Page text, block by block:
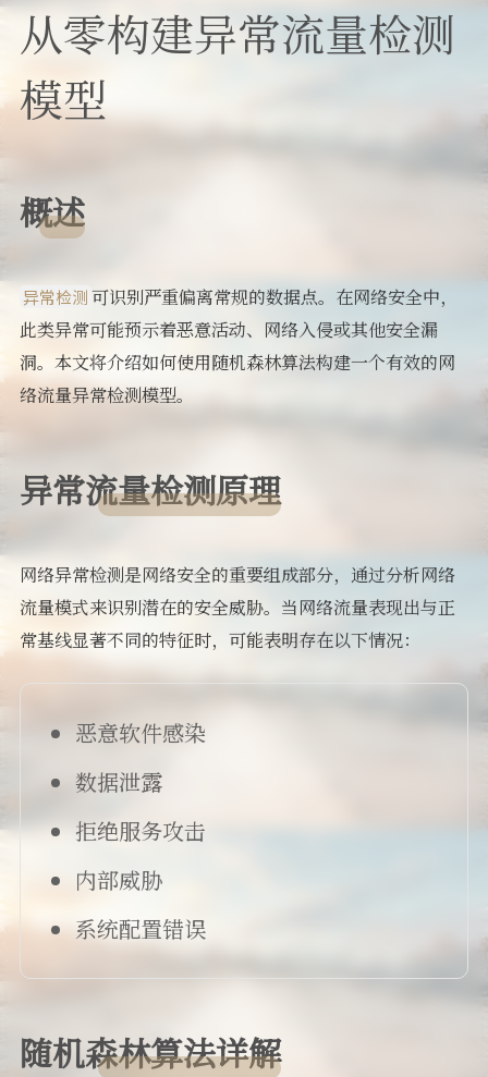
从零构建异常流量检测
模型
概述
异常检测可识别严重偏离常规的数据点。在网络安全中，
此类异常可能预示着恶意活动、网络入侵或其他安全漏
洞。本文将介绍如何使用随机森林算法构建一个有效的网
络流量异常检测模型。
异常流量检测原理
网络异常检测是网络安全的重要组成部分，通过分析网络
流量模式来识别潜在的安全威胁。当网络流量表现出与正
常基线显著不同的特征时，可能表明存在以下情况：
恶意软件感染
数据泄露
拒绝服务攻击
内部威胁
系统配置错误
随机森林算法详解